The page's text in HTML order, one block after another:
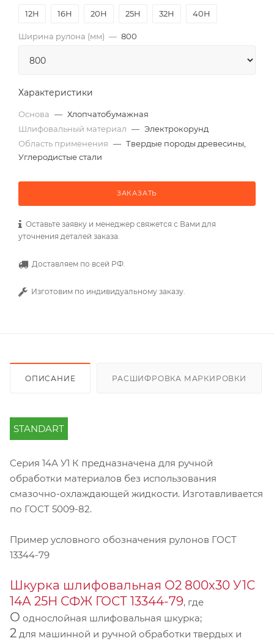
12Н 16Н 20Н 25Н 32Н 40Н
Ширина рулона (мм) — 800
Характеристики
Основа — Хлопчатобумажная
Шлифовальный материал — Электрокорунд
Область применения — Твердые породы древесины,
Углеродистые стали
ЗАКАЗАТЬ
Оставьте заявку и менеджер свяжется с Вами для
уточнения деталей заказа.
Доставляем по всей РФ.
Изготовим по индивидуальному заказу.
ОПИСАНИЕ РАСШИФРОВКА МАРКИРОВКИ
STANDART
Серия 14А У1 К предназначена для ручной
обработки материалов без использования
смазочно-охлаждающей жидкости. Изготавливается
по ГОСТ 5009-82.
Пример условного обозначения рулонов ГОСТ
13344-79
Шкурка шлифовальная О2 800х30 У1С
14А 25Н СФЖ ГОСТ 13344-79, где
О однослойная шлифовальная шкурка;
2 для машинной и ручной обработки твердых и